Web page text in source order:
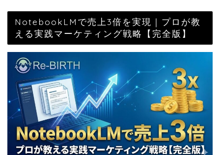
NotebookLMで売上3倍を実現｜プロが教
える実践マーケティング戦略【完全版】